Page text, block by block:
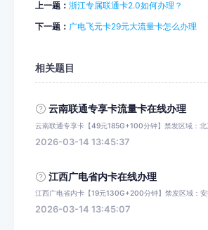
上一题： 浙江专属联通卡2.0如何办理？
下一题： 广电飞元卡29元大流量卡怎么办理
相关题目
云南联通专享卡流量卡在线办理
云南联通专享卡【49元185G+100分钟】禁发区域：北
2026-03-14 13:45:37
江西广电省内卡在线办理
江西广电省内卡【19元130G+200分钟】禁发区域：
2026-03-14 13:45:07